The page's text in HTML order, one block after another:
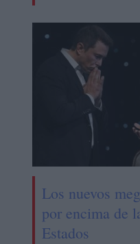
Los nuevos
por encima de
Estados